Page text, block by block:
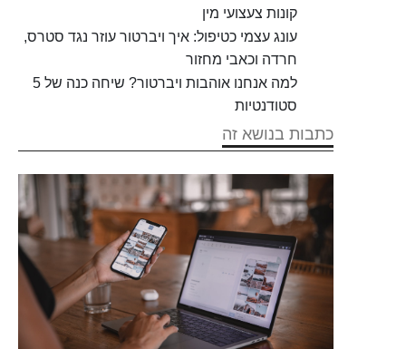
קונות צעצועי מין
עונג עצמי כטיפול: איך ויברטור עוזר נגד סטרס,
חרדה וכאבי מחזור
למה אנחנו אוהבות ויברטור? שיחה כנה של 5
סטודנטיות
כתבות בנושא זה